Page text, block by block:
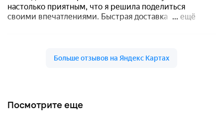
Посмотрите еще